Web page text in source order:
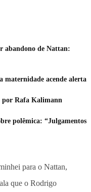
abandono de Nattan:
maternidade acende alerta
por Rafa Kalimann
polêmica: “Julgamentos
para o Nattan,
que o Rodrigo